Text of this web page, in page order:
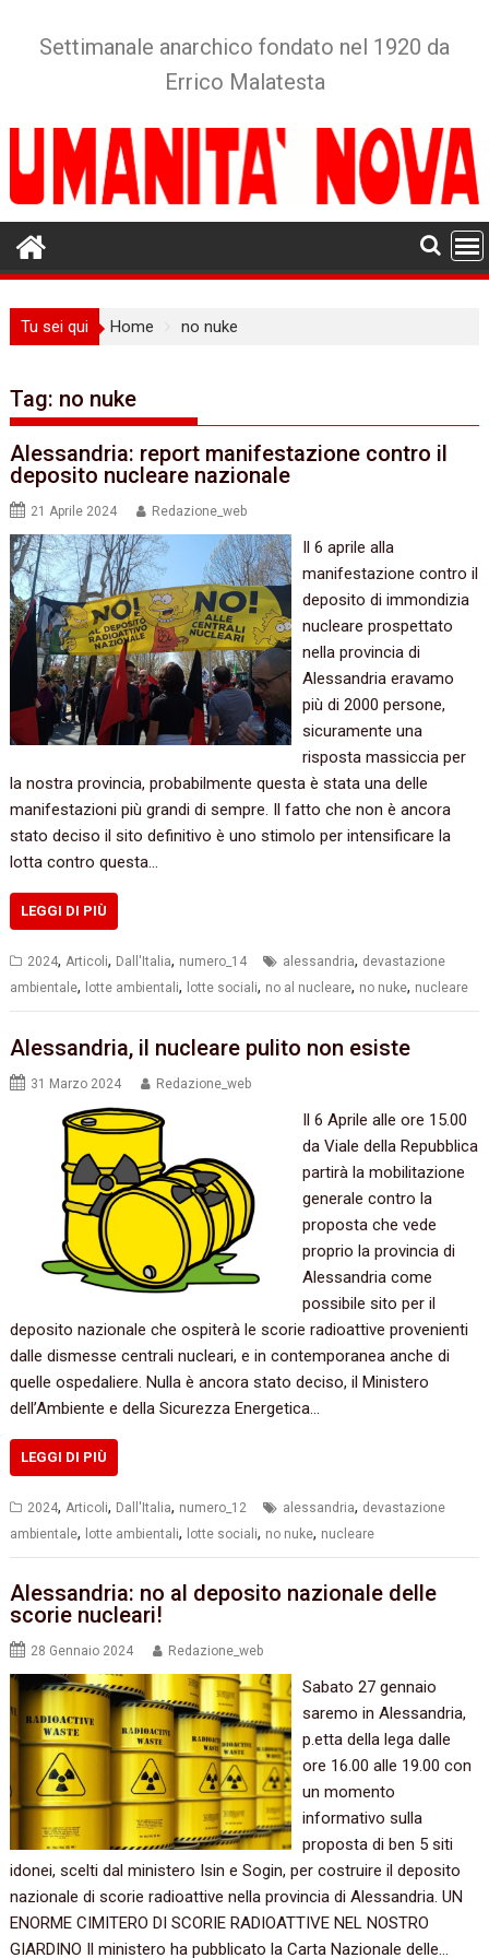
Settimanale anarchico fondato nel 1920 da
Errico Malatesta
Tu sei qui Home no nuke
Tag: no nuke
Alessandria: report manifestazione contro il
deposito nucleare nazionale
21 Aprile 2024 Redazione_web
Il 6 aprile alla
manifestazione contro il
deposito di immondizia
nucleare prospettato
nella provincia di
Alessandria eravamo
più di 2000 persone,
sicuramente una
risposta massiccia per
la nostra provincia, probabilmente questa è stata una delle
manifestazioni più grandi di sempre. Il fatto che non è ancora
stato deciso il sito definitivo è uno stimolo per intensificare la
lotta contro questa…
LEGGI DI PIÙ
2024,Articoli, Dall'Italia, numero_14 alessandria, devastazione
ambientale, lotte ambientali, lotte sociali, no al nucleare, no nuke, nucleare
Alessandria, il nucleare pulito non esiste
31 Marzo 2024 Redazione_web
Il 6 Aprile alle ore 15.00
da Viale della Repubblica
partirà la mobilitazione
generale contro la
proposta che vede
proprio la provincia di
Alessandria come
possibile sito per il
deposito nazionale che ospiterà le scorie radioattive provenienti
dalle dismesse centrali nucleari, e in contemporanea anche di
quelle ospedaliere. Nulla è ancora stato deciso, il Ministero
dell’Ambiente e della Sicurezza Energetica…
LEGGI DI PIÙ
2024, Articoli, Dall'Italia, numero_12 alessandria, devastazione
ambientale, lotte ambientali, lotte sociali, no nuke, nucleare
Alessandria: no al deposito nazionale delle
scorie nucleari!
28 Gennaio 2024 Redazione_web
Sabato 27 gennaio
saremo in Alessandria,
p.etta della lega dalle
ore 16.00 alle 19.00 con
un momento
informativo sulla
proposta di ben 5 siti
idonei, scelti dal ministero Isin e Sogin, per costruire il deposito
nazionale di scorie radioattive nella provincia di Alessandria. UN
ENORME CIMITERO DI SCORIE RADIOATTIVE NEL NOSTRO
GIARDINO Il ministero ha pubblicato la Carta Nazionale delle…